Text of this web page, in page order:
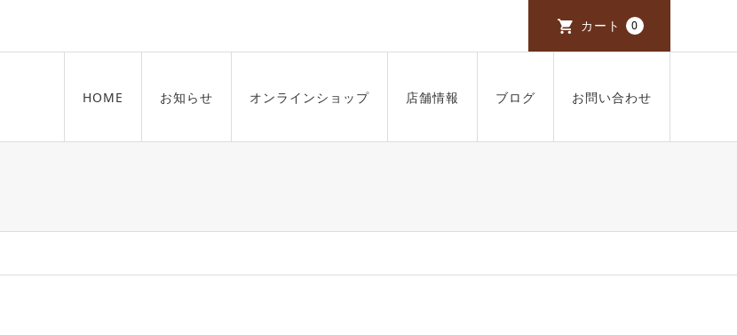
カート 0
HOME お知らせ オンラインショップ 店舗情報 ブログ お問い合わせ